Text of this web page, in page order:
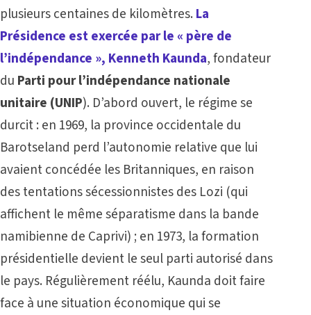
plusieurs centaines de kilomètres. La
Présidence est exercée par le « père de
l’indépendance », Kenneth Kaunda, fondateur
du Parti pour l’indépendance nationale
unitaire (UNIP). D’abord ouvert, le régime se
durcit : en 1969, la province occidentale du
Barotseland perd l’autonomie relative que lui
avaient concédée les Britanniques, en raison
des tentations sécessionnistes des Lozi (qui
affichent le même séparatisme dans la bande
namibienne de Caprivi) ; en 1973, la formation
présidentielle devient le seul parti autorisé dans
le pays. Régulièrement réélu, Kaunda doit faire
face à une situation économique qui se